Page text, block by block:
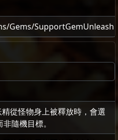
Gems/SupportGemUnleash
從怪物身上被釋放時，會選
隨機目標。